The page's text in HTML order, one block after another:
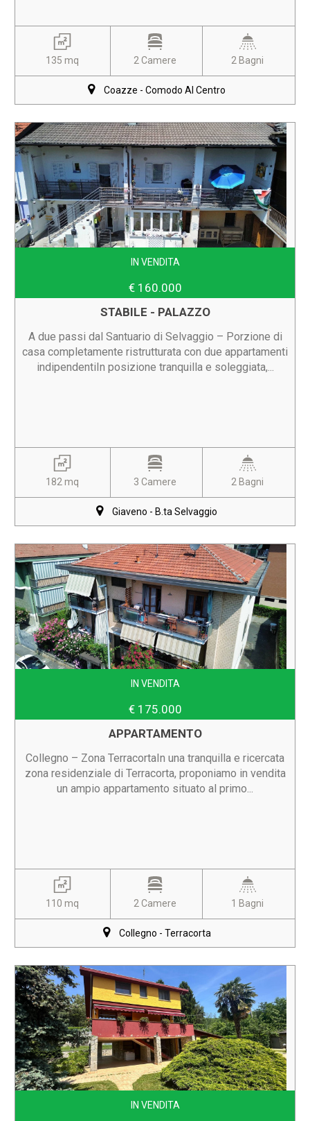
135 mq 2 Camere 2 Bagni
Coazze - Comodo Al Centro
IN VENDITA
€ 160.000
STABILE - PALAZZO
A due passi dal Santuario di Selvaggio – Porzione di
casa completamente ristrutturata con due appartamenti
indipendentiIn posizione tranquilla e soleggiata,...
182 mq 3 Camere 2 Bagni
Giaveno - B.ta Selvaggio
IN VENDITA
€ 175.000
APPARTAMENTO
Collegno – Zona TerracortaIn una tranquilla e ricercata
zona residenziale di Terracorta, proponiamo in vendita
un ampio appartamento situato al primo...
110 mq 2 Camere 1 Bagni
Collegno - Terracorta
IN VENDITA